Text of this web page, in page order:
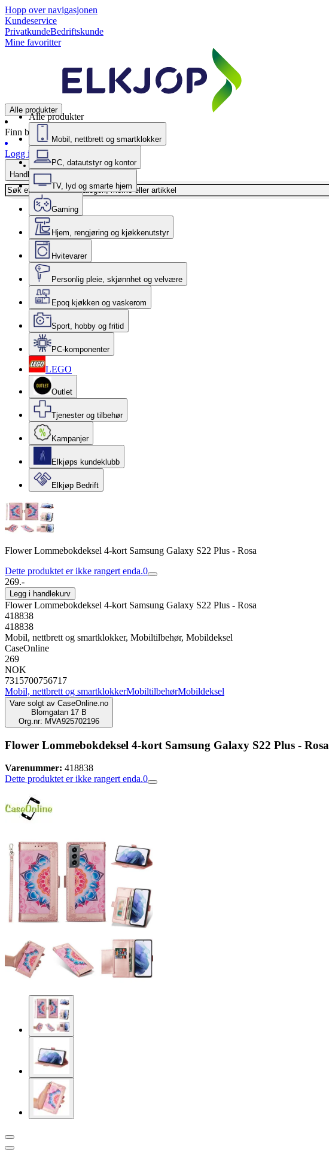
Hopp over navigasjonen
Kundeservice
PrivatkundeBedriftskunde
Mine favoritter
Alle produkter
Finn butikk
Logg inn
Handlekurv
Alle produkter
Mobil, nettbrett og smartklokker
PC, datautstyr og kontor
TV, lyd og smarte hjem
Gaming
Hjem, rengjøring og kjøkkenutstyr
Hvitevarer
Personlig pleie, skjønnhet og velvære
Epoq kjøkken og vaskerom
Sport, hobby og fritid
PC-komponenter
LEGO
Outlet
Tjenester og tilbehør
Kampanjer
Elkjøps kundeklubb
Elkjøp Bedrift
Flower Lommebokdeksel 4-kort Samsung Galaxy S22 Plus - Rosa
Dette produktet er ikke rangert enda.0
269.-
Legg i handlekurv
Flower Lommebokdeksel 4-kort Samsung Galaxy S22 Plus - Rosa
418838
418838
Mobil, nettbrett og smartklokker, Mobiltilbehør, Mobildeksel
CaseOnline
269
NOK
7315700756717
Mobil, nettbrett og smartklokkerMobiltilbehørMobildeksel
Vare solgt av CaseOnline.no
Blomgatan 17 B
Org.nr: MVA925702196
Flower Lommebokdeksel 4-kort Samsung Galaxy S22 Plus - Rosa
Varenummer: 418838
Dette produktet er ikke rangert enda.0